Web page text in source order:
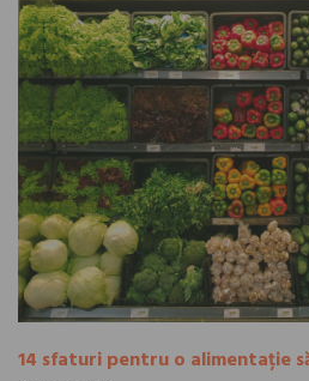
14 sfaturi pentru o alimentație